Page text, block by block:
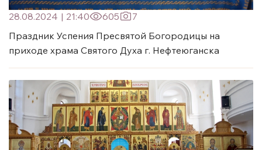
28.08.2024 | 21:40 605
7
Праздник Успения Пресвятой Богородицы на
приходе храма Святого Духа г. Нефтеюганска